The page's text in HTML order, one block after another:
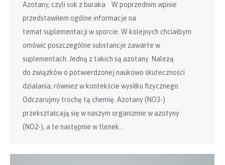
Azotany, czyli sok z buraka W poprzednim wpisie
przedstawiłem ogólne informacje na
temat suplementacji w sporcie. W kolejnych chciałbym
omówić poszczególne substancje zawarte w
suplementach. Jedną z takich są azotany. Należą
do związków o potwierdzonej naukowo skuteczności
działania, również w kontekście wysiłku fizycznego.
Odczarujmy trochę tą chemię.​ Azotany (NO3-)
przekształcają się w naszym organizmie w azotyny
(NO2-), a te następnie w ​tlenek…